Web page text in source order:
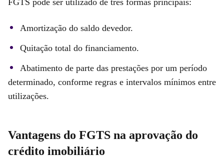
FGTS pode ser utilizado de três formas principais:
Amortização do saldo devedor.
Quitação total do financiamento.
Abatimento de parte das prestações por um período
determinado, conforme regras e intervalos mínimos entre
utilizações.
Vantagens do FGTS na aprovação do
crédito imobiliário